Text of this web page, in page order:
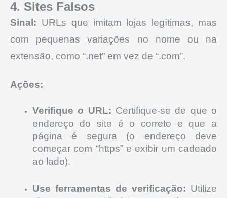
4. Sites Falsos
Sinal: URLs que imitam lojas legítimas, mas
com pequenas variações no nome ou na
extensão, como “.net” em vez de “.com”.
Ações:
Verifique o URL: Certifique-se de que o
endereço do site é o correto e que a
página é segura (o endereço deve
começar com “https” e exibir um cadeado
ao lado).
Use ferramentas de verificação: Utilize